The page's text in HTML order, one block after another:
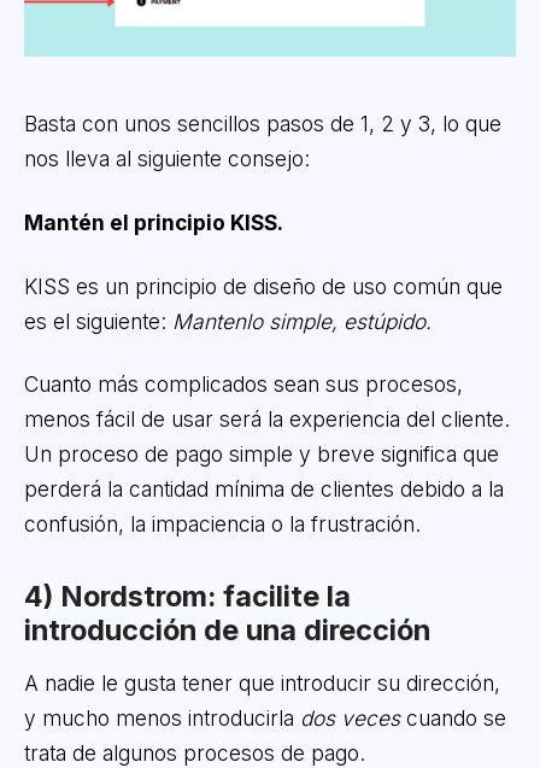
Basta con unos sencillos pasos de 1, 2 y 3, lo que
nos lleva al siguiente consejo:
Mantén el principio KISS.
KISS es un principio de diseño de uso común que
es el siguiente: Mantenlo simple, estúpido.
Cuanto más complicados sean sus procesos,
menos fácil de usar será la experiencia del cliente.
Un proceso de pago simple y breve significa que
perderá la cantidad mínima de clientes debido a la
confusión, la impaciencia o la frustración.
4) Nordstrom: facilite la
introducción de una dirección
A nadie le gusta tener que introducir su dirección,
y mucho menos introducirla dos vecescuando se
trata de algunos procesos de pago.